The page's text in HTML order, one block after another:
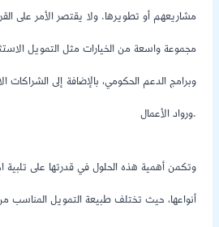
مشاريعهم أو تطويرها. ولا يقتصر الأمر على
مجموعة واسعة من الخيارات مثل التمويل
وبرامج الدعم الحكومي، بالإضافة إلى الشراكات
ورواد الأعمال.
وتكمن أهمية هذه الحلول في قدرتها على تلبية
أنواعها، حيث تختلف طبيعة التمويل المناسب